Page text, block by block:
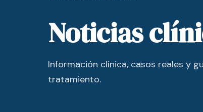
Noticias
Información clínica, casos reales y
tratamiento.